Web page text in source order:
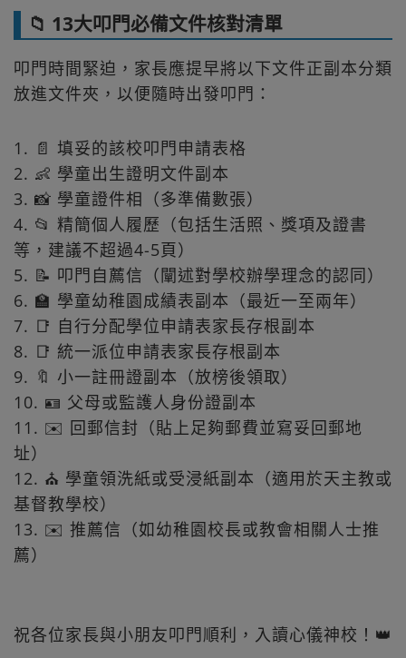
📁 13大叩門必備文件核對清單
叩門時間緊迫，家長應提早將以下文件正副本分類
放進文件夾，以便隨時出發叩門：
1. 📄 填妥的該校叩門申請表格
2. 👶 學童出生證明文件副本
3. 📸 學童證件相（多準備數張）
4. 📂 精簡個人履歷（包括生活照、獎項及證書
等，建議不超過4-5頁）
5. 📝 叩門自薦信（闡述對學校辦學理念的認同）
6. 🏫 學童幼稚園成績表副本（最近一至兩年）
7. 📑 自行分配學位申請表家長存根副本
8. 📑 統一派位申請表家長存根副本
9. 🔖 小一註冊證副本（放榜後領取）
10. 🪪 父母或監護人身份證副本
11. ✉️ 回郵信封（貼上足夠郵費並寫妥回郵地
址）
12. ⛪ 學童領洗紙或受浸紙副本（適用於天主教或
基督教學校）
13. ✉️ 推薦信（如幼稚園校長或教會相關人士推
薦）
祝各位家長與小朋友叩門順利，入讀心儀神校！👑